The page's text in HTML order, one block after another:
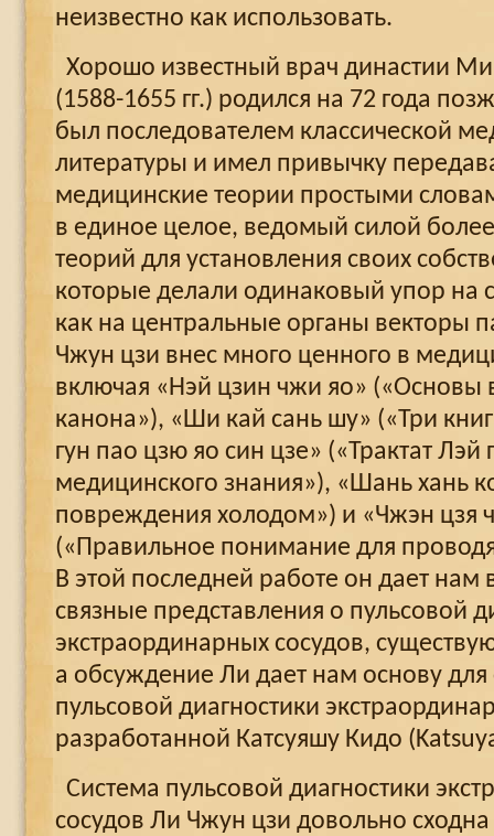
неизвестно как использовать.
Хорошо известный врач династии
(1588-1655 гг.) родился на 72 года
был последователем классической
литературы и имел привычку
медицинские теории простыми
в единое целое, ведомый силой
теорий для установления своих
которые делали одинаковый упор на
как на центральные органы векторы
Чжун цзи внес много ценного в
включая «Нэй цзин чжи яо» («Основы
канона»), «Ши кай сань шу» («Три
гун пао цзю яо син цзе» («Трактат Лэй
медицинского знания»), «Шань хань
повреждения холодом») и «Чжэн цзя
(«Правильное понимание для
В этой последней работе он дает
связные представления о пульсовой
экстраординарных сосудов,
а обсуждение Ли дает нам основу
пульсовой диагностики
разработанной Катсуяшу Кидо
Система пульсовой диагностики
сосудов Ли Чжун цзи довольно